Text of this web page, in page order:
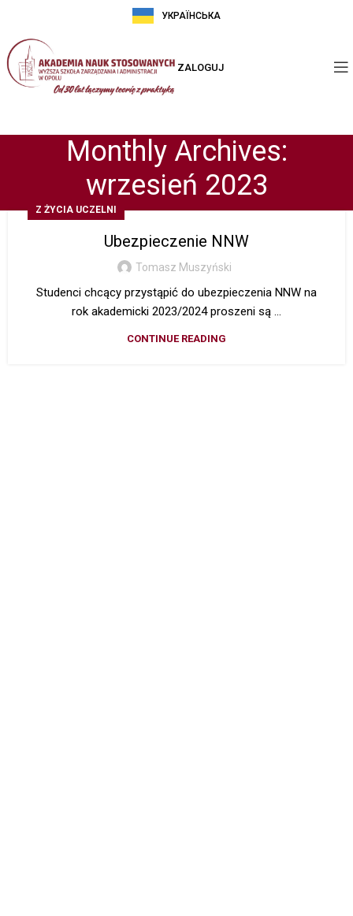
УКРАЇНСЬКА
ZALOGUJ
Monthly Archives:
wrzesień 2023
Z ŻYCIA UCZELNI
Ubezpieczenie NNW
Tomasz Muszyński
Studenci chcący przystąpić do ubezpieczenia NNW na
rok akademicki 2023/2024 proszeni są ...
CONTINUE READING